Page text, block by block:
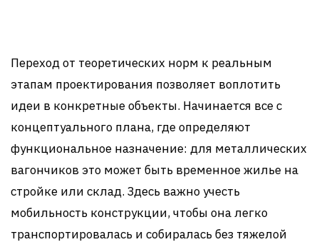
Переход от теоретических норм к реальным
этапам проектирования позволяет воплотить
идеи в конкретные объекты. Начинается все с
концептуального плана, где определяют
функциональное назначение: для металлических
вагончиков это может быть временное жилье на
стройке или склад. Здесь важно учесть
мобильность конструкции, чтобы она легко
транспортировалась и собиралась без тяжелой